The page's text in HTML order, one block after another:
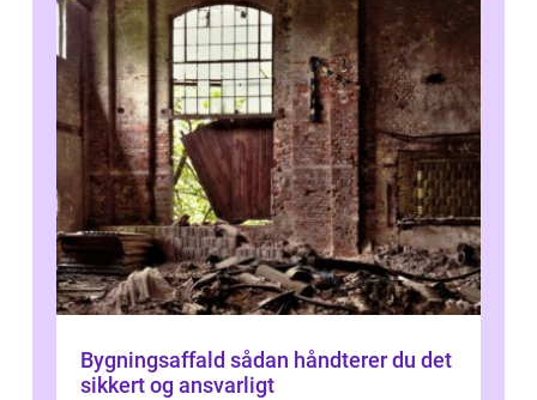
Bygningsaffald sådan håndterer du det
sikkert og ansvarligt